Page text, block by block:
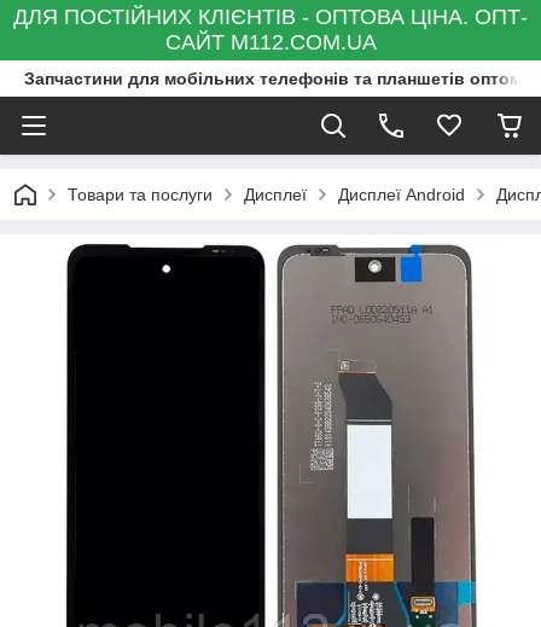
ДЛЯ ПОСТІЙНИХ КЛІЄНТІВ - ОПТОВА ЦІНА. ОПТ-
САЙТ M112.COM.UA
Запчастини для мобільних телефонів та планшетів оптом
Товари та послуги Дисплеї Дисплеї Android